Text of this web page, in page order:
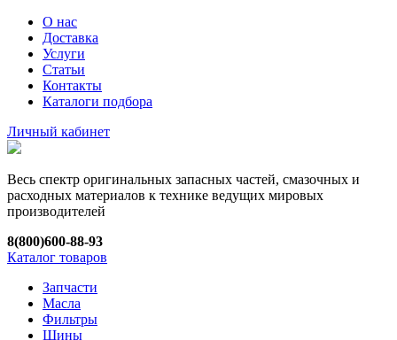
О нас
Доставка
Услуги
Статьи
Контакты
Каталоги подбора
Личный кабинет
Весь спектр оригинальных запасных частей, смазочных и
расходных материалов к технике ведущих мировых
производителей
8(800)600-88-93
Каталог товаров
Запчасти
Масла
Фильтры
Шины